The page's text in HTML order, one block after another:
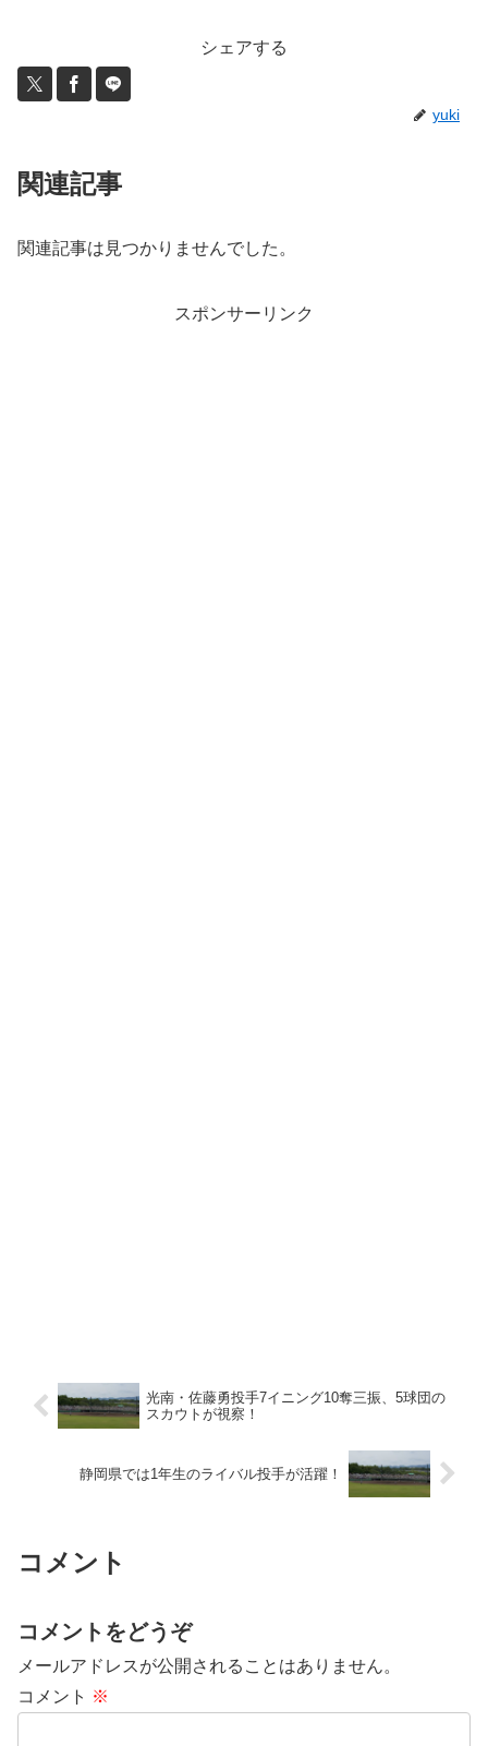
シェアする
yuki
関連記事
関連記事は見つかりませんでした。
スポンサーリンク
光南・佐藤勇投手7イニング10奪三振、5球団の
スカウトが視察！
静岡県では1年生のライバル投手が活躍！
コメント
コメントをどうぞ
メールアドレスが公開されることはありません。
コメント ※